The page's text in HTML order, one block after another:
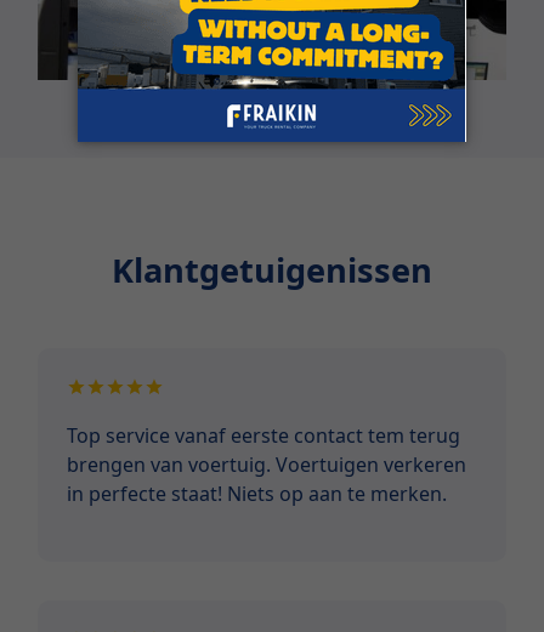
Klantgetuigenissen
Top service vanaf eerste contact tem terug
brengen van voertuig. Voertuigen verkeren
in perfecte staat! Niets op aan te merken.